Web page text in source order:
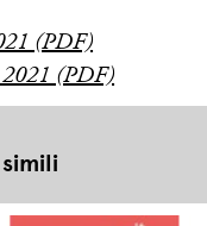
(PDF)
2021 (PDF)